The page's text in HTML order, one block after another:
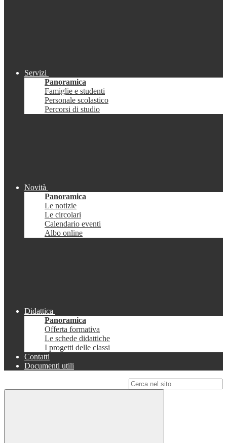
Servizi
Panoramica
Famiglie e studenti
Personale scolastico
Percorsi di studio
Novità
Panoramica
Le notizie
Le circolari
Calendario eventi
Albo online
Didattica
Panoramica
Offerta formativa
Le schede didattiche
I progetti delle classi
Contatti
Documenti utili